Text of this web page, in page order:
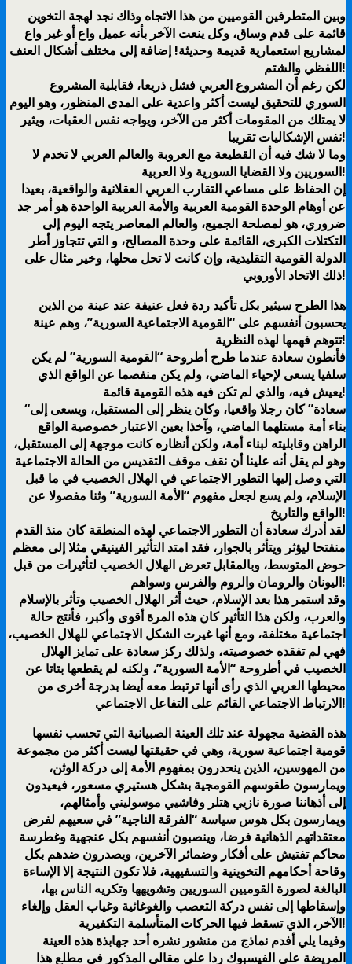
وبين المتطرفين القوميين من هذا الاتجاه وذاك نجد لهجة التخوين
قائمة على قدم وساق، وكل ينعت الآخر بأنه عميل واع أو غير واع
لمشاريع استعمارية قديمة وحديثة! إضافة إلى مختلف أشكال العنف
اللفظي والشتم!
لكن رغم أن المشروع العربي فشل ذريعا، فقابلية المشروع
السوري للتحقيق ليست أكثر واعدية على المدى المنظور، وهو اليوم
لا يمتلك من المقومات أكثر من الآخر، ويواجه نفس العقبات، ويثير
نفس الإشكاليات تقريبا!
وما لا شك فيه أن القطيعة مع العروبة والعالم العربي لا تخدم لا
السوريين ولا القضايا السورية ولا العربية!
إن الحفاظ على مساعي التقارب العربي العقلانية والواقعية، بعيدا
عن أوهام الوحدة القومية العربية والأمة العربية الواحدة هو أمر جد
ضروري، هو لمصلحة الجميع، والعالم المعاصر يتجه اليوم إلى
التكتلات الكبرى، القائمة على وحدة المصالح، و التي تتجاوز أطر
الدولة القومية التقليدية، وإن كانت لا تحل محلها، وخير مثال على
ذلك الاتحاد الأوروبي!
هذا الطرح سيثير بكل تأكيد ردة فعل عنيفة عند عينة من الذين
يحسبون أنفسهم على “القومية الاجتماعية السورية”، وهم عينة
تتوهم فهمها لهذه النظرية!
فأنطون سعادة عندما طرح أطروحة “القومية السورية” لم يكن
سلفيا يسعى لإحياء الماضي، ولم يكن منفصما عن الواقع الذي
يعيش فيه، والذي لم تكن فيه هذه القومية قائمة!
“سعادة” كان رجلا واقعيا، وكان ينظر إلى المستقبل، ويسعى إلى
بناء أمة مستلهما الماضي، وآخذا بعين الاعتبار خصوصية الواقع
الراهن وقابليته لبناء أمة، ولكن أنظاره كانت موجهة إلى المستقبل،
وهو لم يقل أنه علينا أن نقف موقف التقديس من الحالة الاجتماعية
التي وصل إليها التطور الاجتماعي في الهلال الخصيب في ما قبل
الإسلام، ولم يسع لجعل مفهوم “الأمة السورية” وثنا مفصولا عن
الواقع والتاريخ!
لقد أدرك سعادة أن التطور الاجتماعي لهذه المنطقة كان منذ القدم
منفتحا ليؤثر ويتأثر بالجوار، فقد امتد التأثير الفينيقي مثلا إلى معظم
حوض المتوسط، وبالمقابل تعرض الهلال الخصيب لتأثيرات من قبل
اليونان والرومان والروم والفرس وسواهم!
وقد استمر هذا بعد الإسلام، حيث أثر الهلال الخصيب وتأثر بالإسلام
والعرب، ولكن هذا التأثير كان هذه المرة أقوى وأكبر، فأنتج حالة
اجتماعية مختلفة، ومع أنها غيرت الشكل الاجتماعي للهلال الخصيب،
فهي لم تفقده خصوصيته، ولذلك ركز سعادة على تمايز الهلال
الخصيب في أطروحة “الأمة السورية”، ولكنه لم يقطعها بتاتا عن
محيطها العربي الذي رأى أنها ترتبط معه أيضا بدرجة أخرى من
الارتباط الاجتماعي القائم على التفاعل الاجتماعي!
هذه القضية مجهولة عند تلك العينة الصبيانية التي تحسب نفسها
قومية اجتماعية سورية، وهي في حقيقتها ليست أكثر من مجموعة
من المهوسين، الذين ينحدرون بمفهوم الأمة إلى دركة الوثن،
ويمارسون طقوسهم القومجية بشكل هستيري مسعور، فيعيدون
إلى أذهاننا صورة نازيي هتلر وفاشيي موسوليني وأمثالهم،
ويمارسون بكل هوس سياسة “الفرقة الناجية” في سعيهم لفرض
معتقداتهم الذهانية فرضا، وينصبون أنفسهم بكل عنجهية وغطرسة
محاكم تفتيش على أفكار وضمائر الآخرين، ويصدرون ضدهم بكل
وقاحة أحكامهم التخوينية والتسفيهية، فلا تكون النتيجة إلا الإساءة
البالغة لصورة القوميين السوريين وتشويهها وتكريه الناس بها،
وإسقاطها إلى نفس دركة التعصب والغوغائية وغياب العقل وإلغاء
الآخر، الذي تسقط فيها الحركات المتأسلمة التكفيرية!
وفيما يلي أفدم نماذج من منشور نشره أحد جهابذة هذه العينة
المريضة على الفيسبوك ردا على مقالي المذكور في مطلع هذا